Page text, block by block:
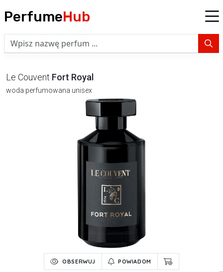
PerfumeHub
Le Couvent Fort Royal
woda perfumowana unisex
OBSERWUJ POWIADOM